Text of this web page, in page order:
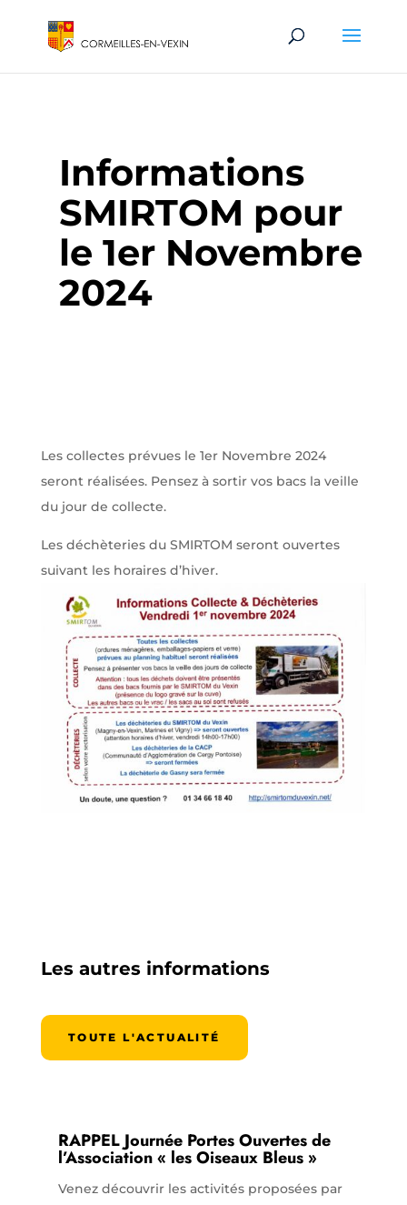
Informations
SMIRTOM pour
le 1er Novembre
2024
Les collectes prévues le 1er Novembre 2024
seront réalisées. Pensez à sortir vos bacs la veille
du jour de collecte.
Les déchèteries du SMIRTOM seront ouvertes
suivant les horaires d’hiver.
Les autres informations
TOUTE L'ACTUALITÉ
RAPPEL Journée Portes Ouvertes de
l’Association « les Oiseaux Bleus »
Venez découvrir les activités proposées par